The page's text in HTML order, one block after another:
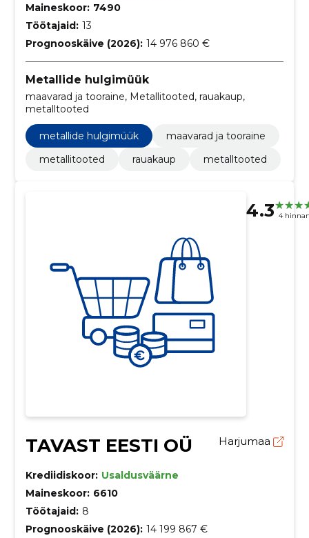
Maineskoor: 7490
Töötajaid: 13
Prognooskäive (2026): 14 976 860 €
Metallide hulgimüük
maavarad ja tooraine, Metallitooted, rauakaup,
metalltooted
metallide hulgimüük
maavarad ja tooraine
metallitooted
rauakaup metalltooted
4.3 4
TAVAST EESTI OÜ Harjumaa
Krediidiskoor: Usaldusväärne
Maineskoor: 6610
Töötajaid: 8
Prognooskäive (2026): 14 199 867 €